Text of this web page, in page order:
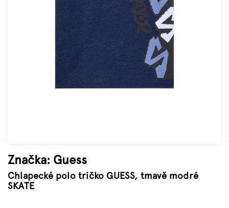
Značka: Guess
Chlapecké polo tričko GUESS, tmavě modré
SKATE